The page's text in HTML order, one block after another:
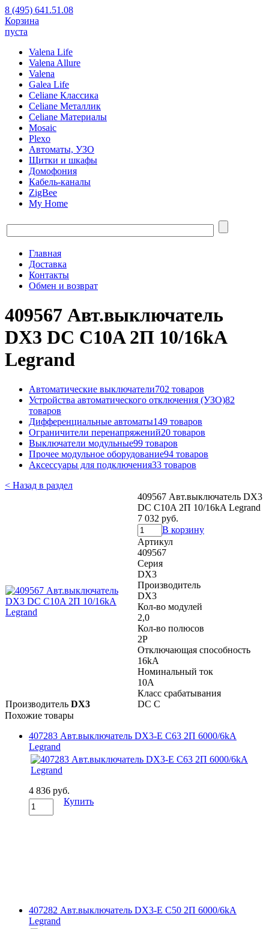
8 (495) 641.51.08
Корзина
пуста
Valena Life
Valena Allure
Valena
Galea Life
Celiane Классика
Celiane Металлик
Celiane Материалы
Mosaic
Plexo
Автоматы, УЗО
Щитки и шкафы
Домофония
Кабель-каналы
ZigBee
My Home
Главная
Доставка
Контакты
Обмен и возврат
409567 Авт.выключатель
DX3 DC C10A 2П 10/16kA
Legrand
Автоматические выключатели702 товаров
Устройства автоматического отключения (УЗО)82
товаров
Дифференциальные автоматы149 товаров
Ограничители перенапряжений20 товаров
Выключатели модульные99 товаров
Прочее модульное оборудование94 товаров
Аксессуары для подключения33 товаров
< Назад в раздел
409567 Авт.выключатель DX3
DC C10A 2П 10/16kA Legrand
7 032 руб.
В корзину
Артикул
409567
Серия
DX3
Производитель
DX3
Кол-во модулей
2,0
Кол-во полюсов
2P
Отключающая способность
16kA
Номинальный ток
10A
Класс срабатывания
DC C
Производитель DX3
Похожие товары
407283 Авт.выключатель DX3-E C63 2П 6000/6kA
Legrand
4 836 руб.
Купить
407282 Авт.выключатель DX3-E C50 2П 6000/6kA
Legrand